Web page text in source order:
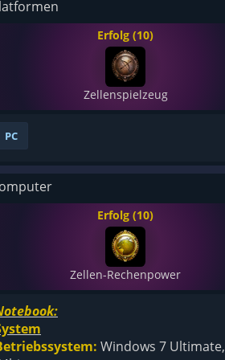
Erfolg (10)
Zellenspielzeug
PC
Erfolg (10)
Zellen-Rechenpower
Windows 7 Ultimate,